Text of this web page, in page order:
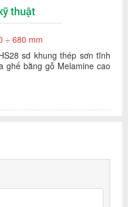
thuật
÷ 680 mm
sd khung thép sơn tĩnh
ghế bằng gỗ Melamine cao